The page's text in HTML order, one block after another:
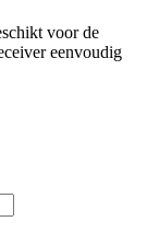
voor de
eenvoudig